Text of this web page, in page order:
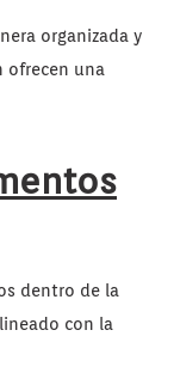
organizada y
ofrecen una
dentro de la
con la